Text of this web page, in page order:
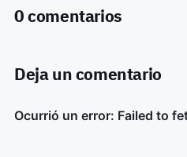
0 comentarios
Deja un comentario